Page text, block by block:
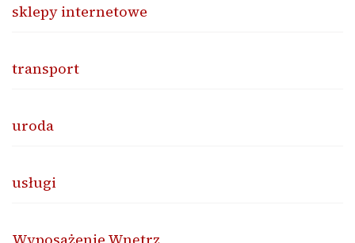
sklepy internetowe
transport
uroda
usługi